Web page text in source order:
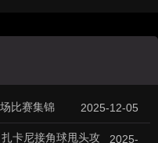
比赛集锦 2025-12-05
卡尼接角球甩头攻
2025-